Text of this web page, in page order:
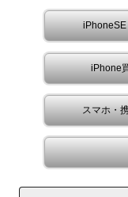
iPhoneSE
iPhone
スマホ・